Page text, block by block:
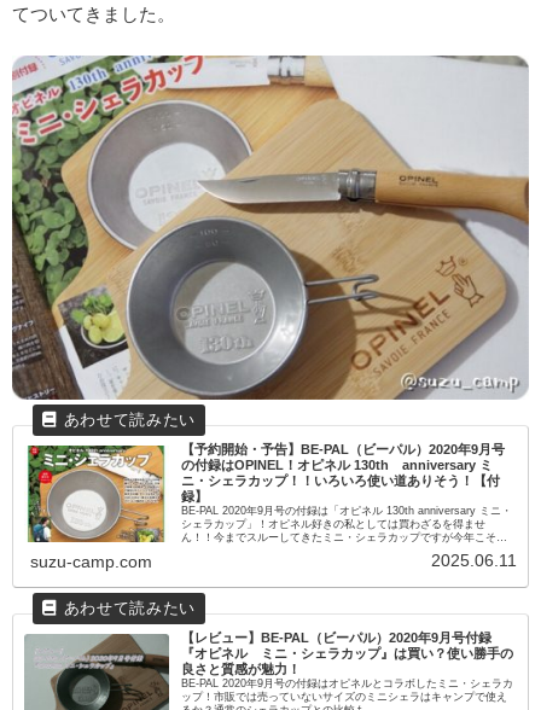
てついてきました。
【予約開始・予告】BE-PAL（ビーパル）2020年9月号
の付録はOPINEL！オピネル 130th anniversary ミ
ニ・シェラカップ！！いろいろ使い道ありそう！【付
録】
BE-PAL 2020年9月号の付録は「オピネル 130th anniversary ミニ・
シェラカップ」！オピネル好きの私としては買わざるを得ませ
ん！！今までスルーしてきたミニ・シェラカップですが今年こそゲ
suzu-camp.com 2025.06.11
【レビュー】BE-PAL（ビーパル）2020年9月号付録
『オピネル ミニ・シェラカップ』は買い？使い勝手の
良さと質感が魅力！
BE-PAL 2020年9月号の付録はオピネルとコラボしたミニ・シェラカ
ップ！市販では売っていないサイズのミニシェラはキャンプで使え